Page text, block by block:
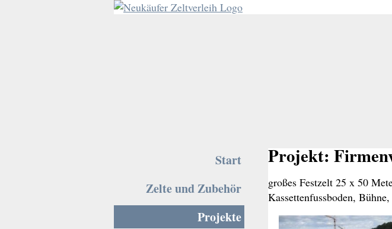
Start
Zelte und Zubehör
Projekte
Projekt:
großes Festzelt 25 x 50
Kassettenfussboden,